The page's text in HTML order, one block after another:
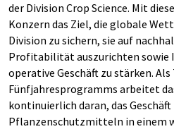
der Division Crop Science. Mit
Konzern das Ziel, die globale
Division zu sichern, sie auf
Profitabilität auszurichten sowie
operative Geschäft zu stärken. Als
Fünfjahresprogramms arbeitet
kontinuierlich daran, das
Pflanzenschutzmitteln in einem